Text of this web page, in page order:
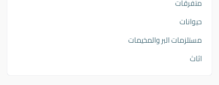
متفرقات
حيوانات
مستلزمات البر والمخيمات
اثاث